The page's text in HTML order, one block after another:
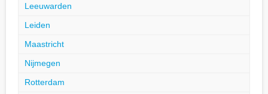
Leeuwarden
Leiden
Maastricht
Nijmegen
Rotterdam